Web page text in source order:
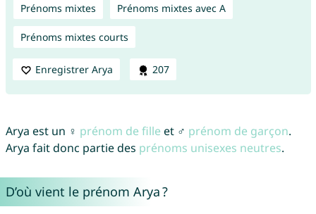
Prénoms mixtes Prénoms mixtes avec A
Prénoms mixtes courts
Enregistrer Arya 207
Arya est un ♀ prénom de fille et ♂ prénom de garçon.
Arya fait donc partie des prénoms unisexes neutres.
D’où vient le prénom Arya ?